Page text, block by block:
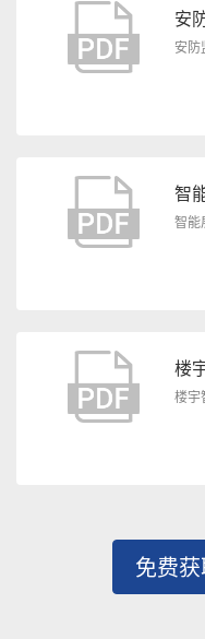
安
安防
智
智能
楼
楼宇
免费